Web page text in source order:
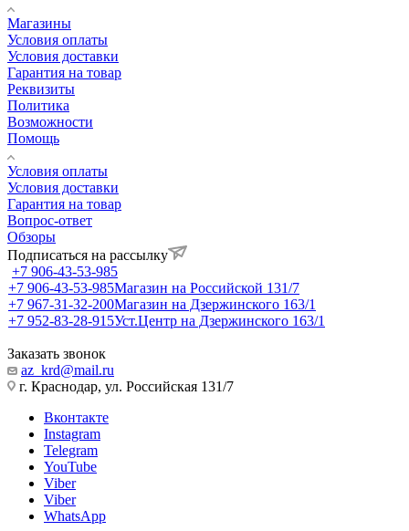
Магазины
Условия оплаты
Условия доставки
Гарантия на товар
Реквизиты
Политика
Возможности
Помощь
Условия оплаты
Условия доставки
Гарантия на товар
Вопрос-ответ
Обзоры
Подписаться на рассылку
+7 906-43-53-985
+7 906-43-53-985Магазин на Российской 131/7
+7 967-31-32-200Магазин на Дзержинского 163/1
+7 952-83-28-915Уст.Центр на Дзержинского 163/1
Заказать звонок
az_krd@mail.ru
г. Краснодар, ул. Российская 131/7
Вконтакте
Instagram
Telegram
YouTube
Viber
Viber
WhatsApp